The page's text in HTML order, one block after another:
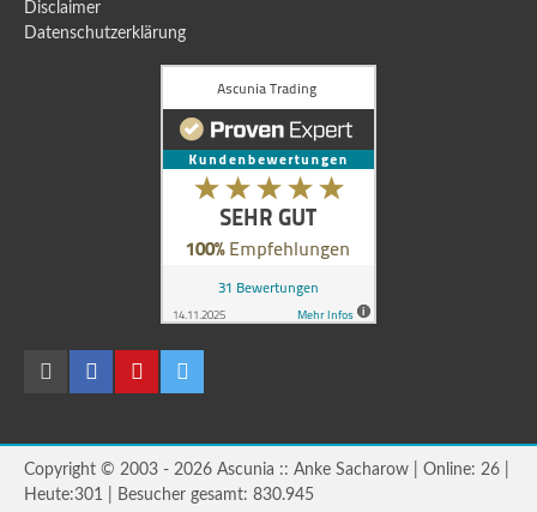
Disclaimer
Datenschutzerklärung
Copyright © 2003 - 2026 Ascunia :: Anke Sacharow | Online: 26 |
Heute:301 | Besucher gesamt: 830.945